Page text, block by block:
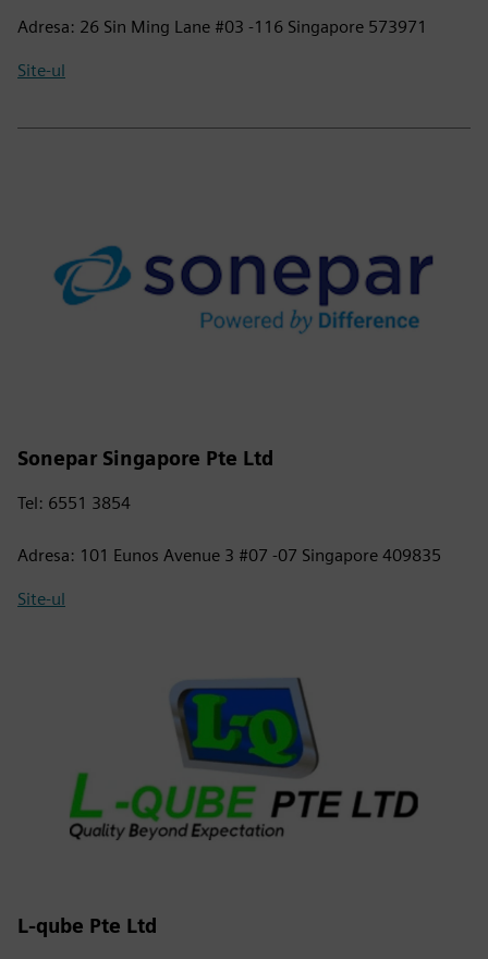
Adresa: 26 Sin Ming Lane #03 -116 Singapore 573971
Site-ul
Sonepar Singapore Pte Ltd
Tel: 6551 3854
Adresa: 101 Eunos Avenue 3 #07 -07 Singapore 409835
Site-ul
L-qube Pte Ltd